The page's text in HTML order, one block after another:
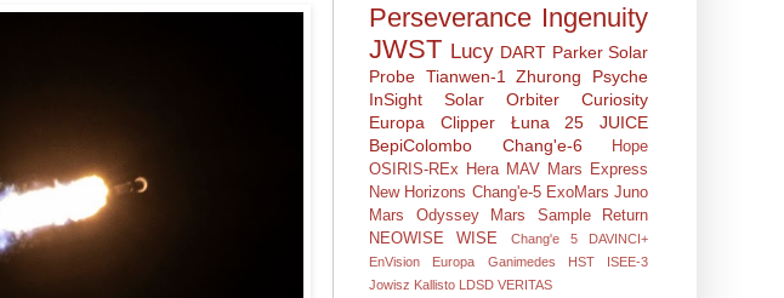
Perseverance Ingenuity
JWST Lucy DART Parker Solar
Probe Tianwen-1 Zhurong
Psyche
InSight
Solar Orbiter
Curiosity
Europa Clipper
Łuna 25
JUICE
BepiColombo
Chang'e-6
Hope
OSIRIS-REx
Hera MAV Mars Express
New Horizons Chang'e-5 ExoMars Juno
Mars Odyssey
Mars Sample Return
NEOWISE
WISE Chang'e 5
DAVINCI+
EnVision
Europa Ganimedes HST
ISEE-3
Jowisz Kallisto LDSD VERITAS